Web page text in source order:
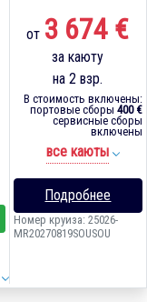
от 3 674 €
за каюту
на 2 взр.
В стоимость включены:
портовые сборы 400 €
сервисные сборы
включены
все каюты
Подробнее
Номер круиза: 25026-
MR20270819SOUSOU